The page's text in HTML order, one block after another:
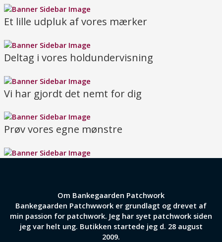
Et lille udpluk af vores mærker
Deltag i vores holdundervisning
Vi har gjordt det nemt for dig
Prøv vores egne mønstre
Om Bankegaarden Patchwork
Bankegaarden Patchwwork er grundlagt og drevet af
min passion for patchwork. Jeg har syet patchwork siden
jeg var helt ung. Butikken startede jeg d. 28 august
2009.